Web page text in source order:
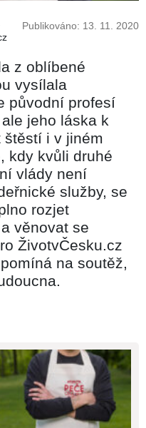
Publikováno: 13. 11. 2020
z oblíbené
vysílala
původní profesí
jeho láska k
štěstí i v jiném
kdy kvůli druhé
vlády není
služby, se
rozjet
věnovat se
ŽivotvČesku.cz
na soutěž,